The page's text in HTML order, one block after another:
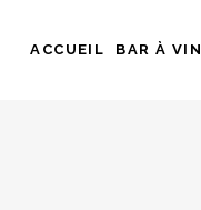
ACCUEIL BAR À VIN